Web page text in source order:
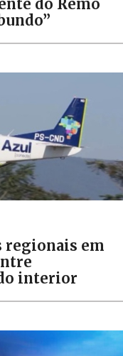
do Remo
regionais em
interior